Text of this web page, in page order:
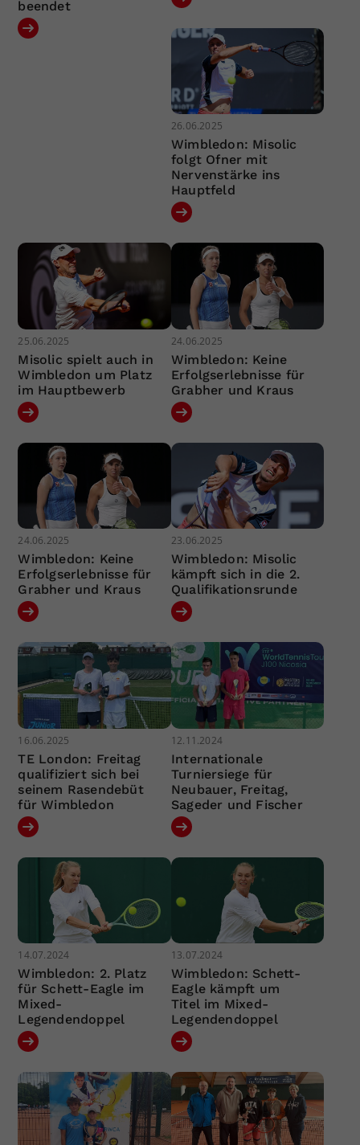
beendet
26.06.2025
Wimbledon: Misolic
folgt Ofner mit
Nervenstärke ins
Hauptfeld
25.06.2025
Misolic spielt auch in
Wimbledon um Platz
im Hauptbewerb
24.06.2025
Wimbledon: Keine
Erfolgserlebnisse für
Grabher und Kraus
24.06.2025
Wimbledon: Keine
Erfolgserlebnisse für
Grabher und Kraus
23.06.2025
Wimbledon: Misolic
kämpft sich in die 2.
Qualifikationsrunde
16.06.2025
TE London: Freitag
qualifiziert sich bei
seinem Rasendebüt
für Wimbledon
12.11.2024
Internationale
Turniersiege für
Neubauer, Freitag,
Sageder und Fischer
14.07.2024
Wimbledon: 2. Platz
für Schett-Eagle im
Mixed-
Legendendoppel
13.07.2024
Wimbledon: Schett-
Eagle kämpft um
Titel im Mixed-
Legendendoppel